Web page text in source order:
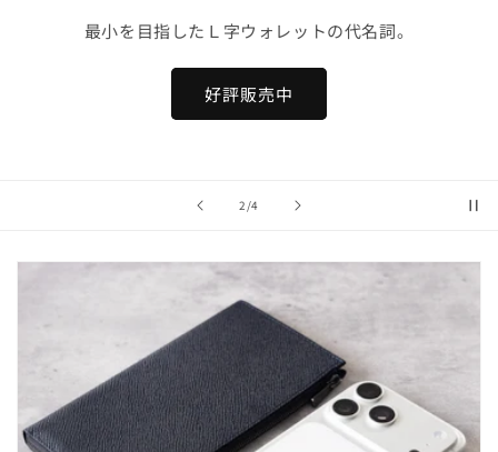
3/の
4
薄く！小さく！圧倒的に使いやすい！
購入はこちら